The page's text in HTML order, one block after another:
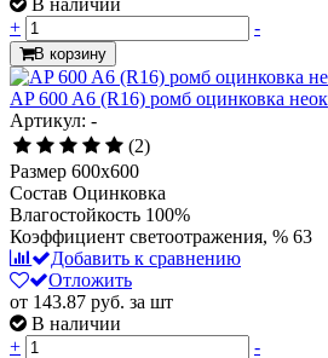
+
-
В корзину
AP 600 A6 (R16) ромб оцинковка
Артикул: -
(2)
Размер 600x600
Состав Оцинковка
Влагостойкость 100%
Коэффициент светоотражения, % 63
Добавить к сравнению
Отложить
от 143.87 руб. за шт
В наличии
+
-